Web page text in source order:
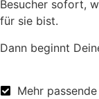
Besucher sofort,
für sie bist.
Dann beginnt
Mehr